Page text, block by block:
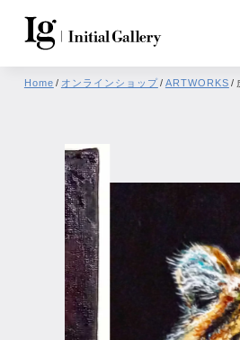
Home / オンラインショップ/ ARTWORKS /